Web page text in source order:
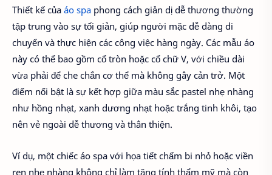
Thiết kế của áo spa phong cách giản dị dễ thương thường
tập trung vào sự tối giản, giúp người mặc dễ dàng di
chuyển và thực hiện các công việc hàng ngày. Các mẫu áo
này có thể bao gồm cổ tròn hoặc cổ chữ V, với chiều dài
vừa phải để che chắn cơ thể mà không gây cản trở. Một
điểm nổi bật là sự kết hợp giữa màu sắc pastel nhẹ nhàng
như hồng nhạt, xanh dương nhạt hoặc trắng tinh khôi, tạo
nên vẻ ngoài dễ thương và thân thiện.
Ví dụ, một chiếc áo spa với họa tiết chấm bi nhỏ hoặc viền
ren nhẹ nhàng không chỉ làm tăng tính thẩm mỹ mà còn